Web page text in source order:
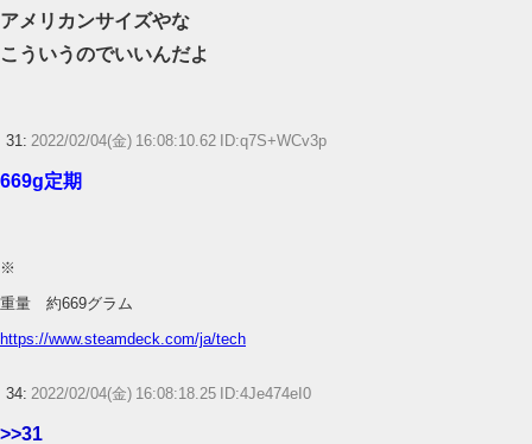
アメリカンサイズやな
こういうのでいいんだよ
31: 2022/02/04(金) 16:08:10.62 ID:q7S+WCv3p
669g定期
※
重量 約669グラム
https://www.steamdeck.com/ja/tech
34: 2022/02/04(金) 16:08:18.25 ID:4Je474eI0
>>31